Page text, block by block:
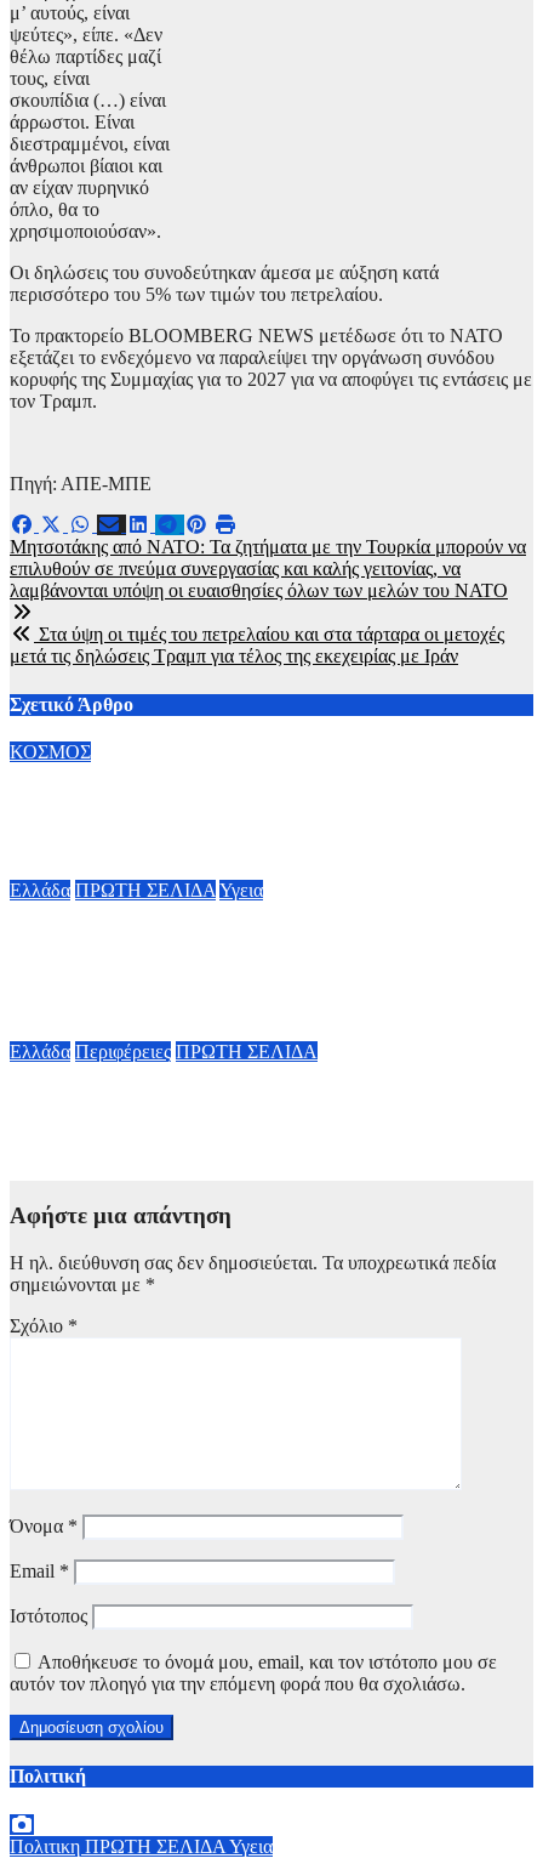
μ’ αυτούς, είναι
ψεύτες», είπε. «Δεν
θέλω παρτίδες μαζί
τους, είναι
σκουπίδια (…) είναι
άρρωστοι. Είναι
διεστραμμένοι, είναι
άνθρωποι βίαιοι και
αν είχαν πυρηνικό
όπλο, θα το
χρησιμοποιούσαν».
Οι δηλώσεις του συνοδεύτηκαν άμεσα με αύξηση κατά
περισσότερο του 5% των τιμών του πετρελαίου.
Το πρακτορείο BLOOMBERG NEWS μετέδωσε ότι το ΝΑΤΟ
εξετάζει το ενδεχόμενο να παραλείψει την οργάνωση συνόδου
κορυφής της Συμμαχίας για το 2027 για να αποφύγει τις εντάσεις με
τον Τραμπ.
Πηγή: ΑΠΕ-ΜΠΕ
Πλοήγηση
άρθρων
Μητσοτάκης από ΝΑΤΟ: Τα ζητήματα με την Τουρκία μπορούν να
επιλυθούν σε πνεύμα συνεργασίας και καλής γειτονίας, να
λαμβάνονται υπόψη οι ευαισθησίες όλων των μελών του ΝΑΤΟ
Στα ύψη οι τιμές του πετρελαίου και στα τάρταρα οι μετοχές
μετά τις δηλώσεις Τραμπ για τέλος της εκεχειρίας με Ιράν
Σχετικό Άρθρο
ΚΟΣΜΟΣ
Ελλάδα ΠΡΩΤΗ ΣΕΛΙΔΑΥγεια
Ελλάδα Περιφέρειες ΠΡΩΤΗ ΣΕΛΙΔΑ
Αφήστε μια απάντηση
Η ηλ. διεύθυνση σας δεν δημοσιεύεται. Τα υποχρεωτικά πεδία
σημειώνονται με *
Σχόλιο *
Όνομα *
Email *
Ιστότοπος
Αποθήκευσε το όνομά μου, email, και τον ιστότοπο μου σε
αυτόν τον πλοηγό για την επόμενη φορά που θα σχολιάσω.
Πολιτική
Πολιτικη ΠΡΩΤΗ ΣΕΛΙΔΑ Υγεια